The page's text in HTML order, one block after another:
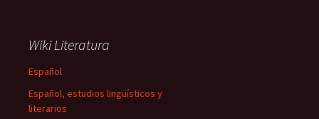
Wiki Literatura
Español
Español, estudios lingüísticos y
literarios